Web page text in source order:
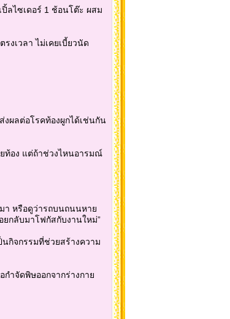
ลไซเดอร์ 1 ช้อนโต๊ะ ผสม
งเวลา ไม่เคยเบี้ยวนัด
ผลต่อโรคท้องผูกได้เช่นกัน
ยท้อง แต่ถ้าช่วงไหนอารมณ์
า หรือดูว่ารถบนถนนหาย
ยกลับมาโฟกัสกับงานใหม่”
นกิจกรรมที่ช่วยสร้างความ
ำจัดพิษออกจากร่างกาย